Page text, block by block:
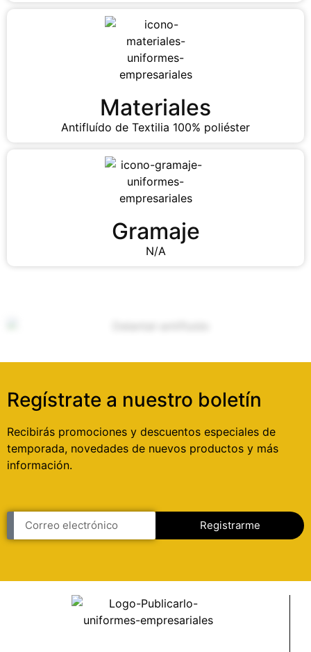
Materiales
Antifluído de Textilia 100% poliéster
Gramaje
N/A
Regístrate a nuestro boletín
Recibirás promociones y descuentos especiales de
temporada, novedades de nuevos productos y más
información.
Registrarme